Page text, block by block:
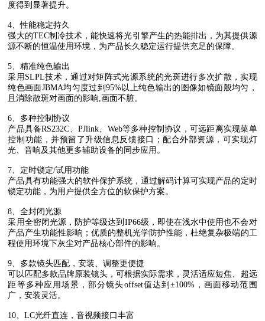
度得到显著提升。
4、性能稳定持久
强大的TEC制冷技术，能快速将光引擎产生的热能排出，为其提供源
源不断的恒温使用环境，为产品长久稳定运行提供充足的保障。
5、精准纯色输出
采用 SLPL技术，通过对矩阵式光源系统的光斑进行多次扩散，实现
纯色画面JBMA均匀度过到 95%以上纯色输出的图像如镜面般均匀，
且消除散斑对画面的影响,画面不脏。
6、多种控制协议
产品具备RS232C、 PJlink、 Web等多种控制协议，可远距离实现菜单
控制功能，并预留了升级信息反馈接口；配合外部资源，可实现灯
光、音响及其他更多辅助设备的同步应用。
7、定时锁定/试用功能
产品具有功能强大的软件保护系统，通过解码计算可实现产品的定时
锁定功能，为用户提供全方位的软保护方案。
8、全封闭光源
采用全密闭光源，防护等级达到 IP66级，即使在浅水中使用也不会对
产品产生功能性影响；优质的整机光学防护性能，杜绝复杂极端的工
程使用环境下灰尘对产品核心部件的影响。
9、多款镜头匹配，安装、调整更便捷
可以匹配多款品牌原装镜头，可根据实际需求，灵活适应短焦、超远
距等多种应用场景，部分镜头offset值达到 ±100%，画面移动范围
广，安装灵活。
10、LC光纤直连，音视频接口丰富